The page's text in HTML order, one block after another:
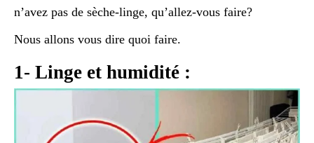
n’avez pas de sèche-linge, qu’allez-vous faire?
Nous allons vous dire quoi faire.
1- Linge et humidité :